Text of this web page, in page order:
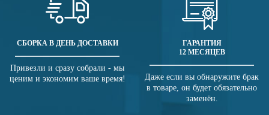
СБОРКА В ДЕНЬ ДОСТАВКИ
Привезли и сразу собрали - мы
ценим и экономим ваше время!
ГАРАНТИЯ
12 МЕСЯЦЕВ
Даже если вы обнаружите брак
в товаре, он будет обязательно
заменён.